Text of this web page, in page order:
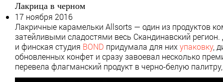
Лакрица в черном
17 ноября 2016
Лакричные карамельки Allsorts — один из продуктов
затейливыми сладостями весь Скандинавский
и финская студия BOND придумала для них упаковку,
обновленных конфет и сразу завоевал несколько
перевела флагманский продукт в черно-белую